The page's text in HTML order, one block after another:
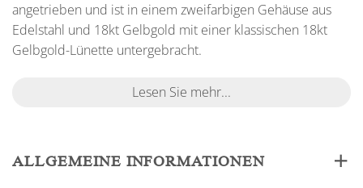
angetrieben und ist in einem zweifarbigen Gehäuse aus
Edelstahl und 18kt Gelbgold mit einer klassischen 18kt
Gelbgold-Lünette untergebracht.
Lesen Sie mehr...
ALLGEMEINE INFORMATIONEN